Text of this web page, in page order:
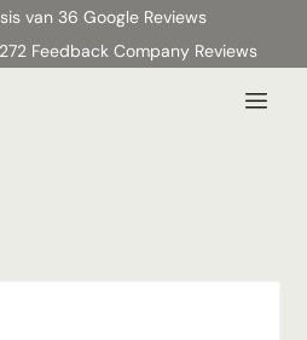
van 36 Google Reviews
Feedback Company Reviews